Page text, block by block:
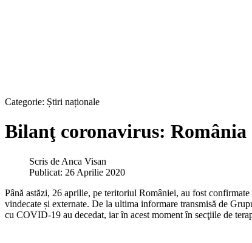
Categorie: Știri naționale
Bilanţ coronavirus: România
Scris de Anca Visan
Publicat: 26 Aprilie 2020
Până astăzi, 26 aprilie, pe teritoriul României, au fost
vindecate și externate. De la ultima informare transmisă de
cu COVID-19 au decedat, iar în acest moment în secţiile de